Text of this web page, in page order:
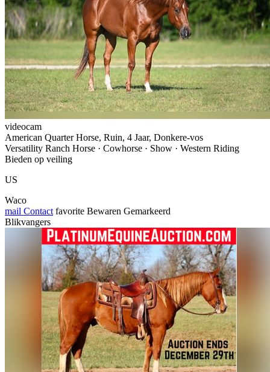
videocam
American Quarter Horse, Ruin, 4 Jaar, Donkere-vos
Versatility Ranch Horse · Cowhorse · Show · Western Riding
Bieden op veiling
US
Waco
mail Contact favorite Bewaren Gemarkeerd
Blikvangers